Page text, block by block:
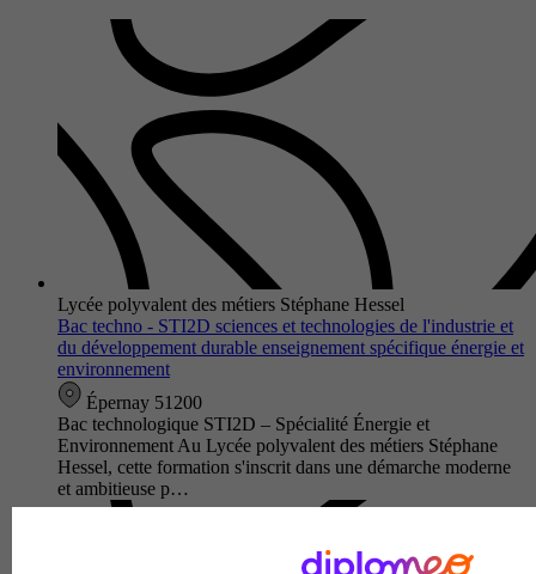
Lycée polyvalent des métiers Stéphane Hessel
Bac techno - STI2D sciences et technologies de l'industrie et
du développement durable enseignement spécifique énergie et
environnement
Épernay 51200
Bac technologique STI2D – Spécialité Énergie et
Environnement Au Lycée polyvalent des métiers Stéphane
Hessel, cette formation s'inscrit dans une démarche moderne
et ambitieuse p…